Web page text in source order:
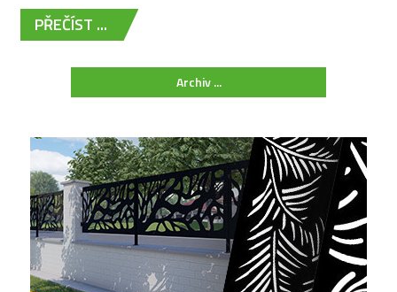
PŘEČÍST ...
Archiv ...